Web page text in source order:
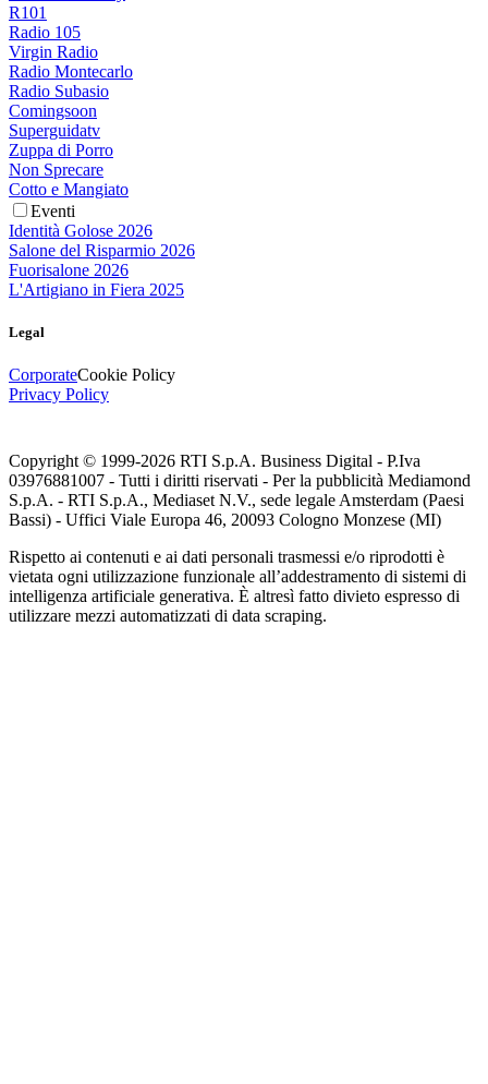
R101
Radio 105
Virgin Radio
Radio Montecarlo
Radio Subasio
Comingsoon
Superguidatv
Zuppa di Porro
Non Sprecare
Cotto e Mangiato
Eventi
Identità Golose 2026
Salone del Risparmio 2026
Fuorisalone 2026
L'Artigiano in Fiera 2025
Legal
CorporateCookie Policy
Privacy Policy
Copyright © 1999-2026 RTI S.p.A. Business Digital - P.Iva
03976881007 - Tutti i diritti riservati - Per la pubblicità Mediamond
S.p.A. - RTI S.p.A., Mediaset N.V., sede legale Amsterdam (Paesi
Bassi) - Uffici Viale Europa 46, 20093 Cologno Monzese (MI)
Rispetto ai contenuti e ai dati personali trasmessi e/o riprodotti è
vietata ogni utilizzazione funzionale all’addestramento di sistemi di
intelligenza artificiale generativa. È altresì fatto divieto espresso di
utilizzare mezzi automatizzati di data scraping.